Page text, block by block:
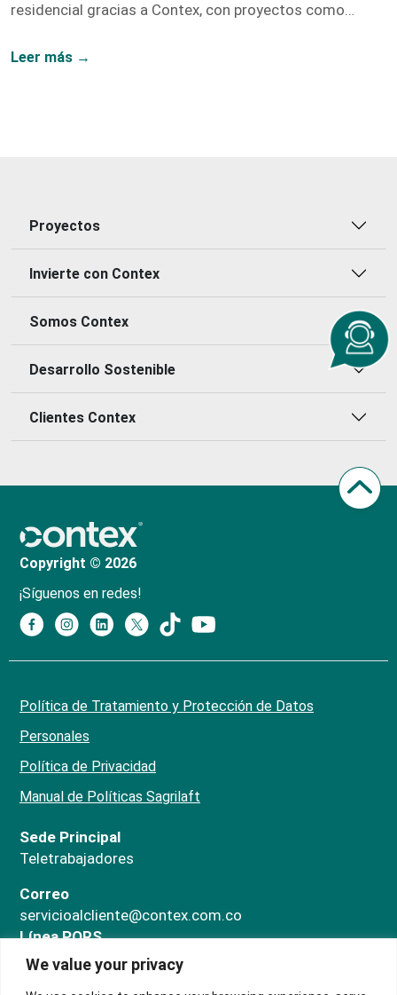
We value your privacy
residencial gracias a Contex, con proyectos como
Leer más →
Proyectos
Invierte con Contex
Somos Contex
Desarrollo Sostenible
Clientes Contex
Copyright © 2026
¡Síguenos en redes!
Política de Tratamiento y Protección de Datos
Personales
Política de Privacidad
Manual de Políticas Sagrilaft
Sede Principal
Teletrabajadores
Correo
servicioalcliente@contex.com.co
Línea PQRS
324 474 1080